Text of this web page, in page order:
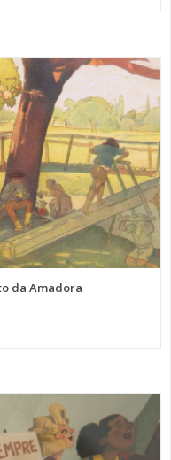
da Amadora